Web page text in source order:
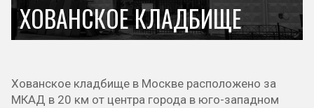
ХОВАНСКОЕ КЛАДБИЩЕ
Хованское кладбище в Москве расположено за
МКАД в 20 км от центра города в юго-западном